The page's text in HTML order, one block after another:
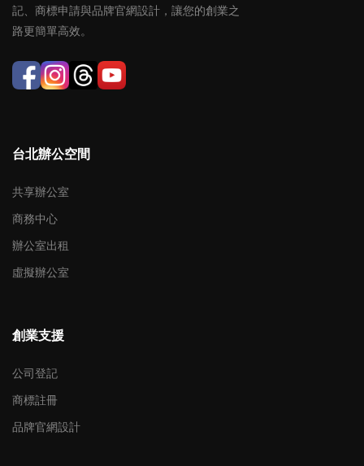
記、商標申請與品牌官網設計，讓您的創業之
路更簡單高效。
台北辦公空間
共享辦公室
商務中心
辦公室出租
虛擬辦公室
創業支援
公司登記
商標註冊
品牌官網設計